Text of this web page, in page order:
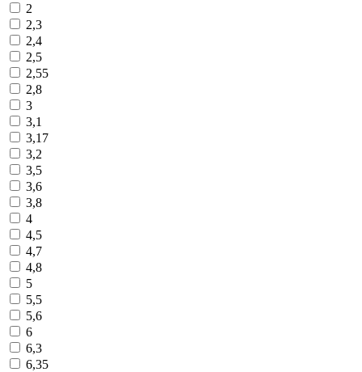
2
2,3
2,4
2,5
2,55
2,8
3
3,1
3,17
3,2
3,5
3,6
3,8
4
4,5
4,7
4,8
5
5,5
5,6
6
6,3
6,35